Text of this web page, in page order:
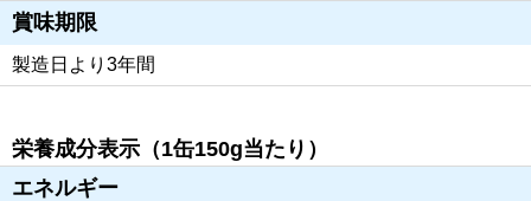
賞味期限
製造日より3年間
栄養成分表示（1缶150g当たり）
エネルギー